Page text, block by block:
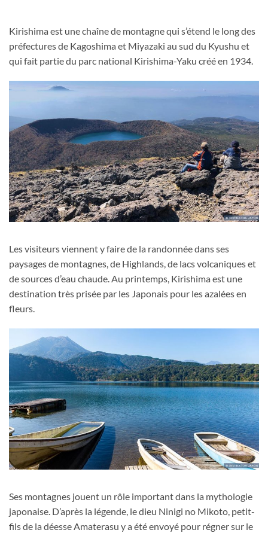
Kirishima est une chaîne de montagne qui s’étend le long des
préfectures de Kagoshima et Miyazaki au sud du Kyushu et
qui fait partie du parc national Kirishima-Yaku créé en 1934.
Les visiteurs viennent y faire de la randonnée dans ses
paysages de montagnes, de Highlands, de lacs volcaniques et
de sources d’eau chaude. Au printemps, Kirishima est une
destination très prisée par les Japonais pour les azalées en
fleurs.
Ses montagnes jouent un rôle important dans la mythologie
japonaise. D’après la légende, le dieu Ninigi no Mikoto, petit-
fils de la déesse Amaterasu y a été envoyé pour régner sur le